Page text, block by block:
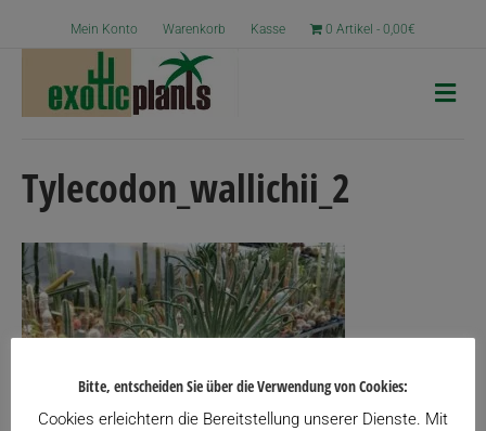
Mein Konto Warenkorb Kasse 0 Artikel 0,00€
N
a
Tylecodon_wallichii_2
Bitte, entscheiden Sie über die Verwendung von Cookies:
Cookies erleichtern die Bereitstellung unserer Dienste. Mit